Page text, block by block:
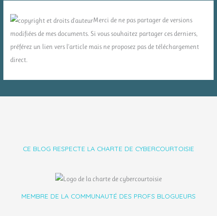
Merci de ne pas partager de versions
modifiées de mes documents. Si vous souhaitez partager ces derniers,
préférez un lien vers l'article mais ne proposez pas de téléchargement
direct.
CE BLOG RESPECTE LA CHARTE DE CYBERCOURTOISIE
MEMBRE DE LA COMMUNAUTÉ DES PROFS BLOGUEURS